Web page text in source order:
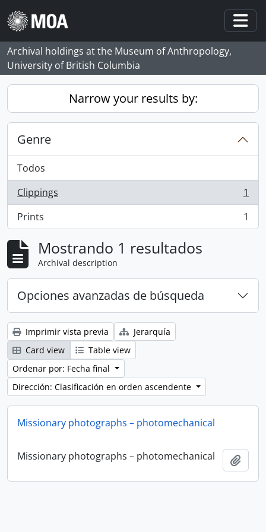
Skip to main content
Archival holdings at the Museum of Anthropology,
University of British Columbia
Narrow your results by:
Genre
Todos
Clippings
, 1 resultados
1
Prints
, 1 resultados 1
Mostrando 1 resultados
Archival description
Opciones avanzadas de búsqueda
Imprimir vista previa
Jerarquía
Card view
Table view
Ordenar por: Fecha final
Dirección: Clasificación en orden ascendente
Missionary photographs – photomechanical
Missionary photographs – photomechanical